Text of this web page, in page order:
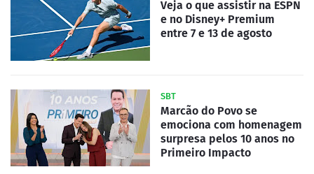
Veja o que assistir na ESPN
e no Disney+ Premium
entre 7 e 13 de agosto
SBT
Marcão do Povo se
emociona com homenagem
surpresa pelos 10 anos no
Primeiro Impacto